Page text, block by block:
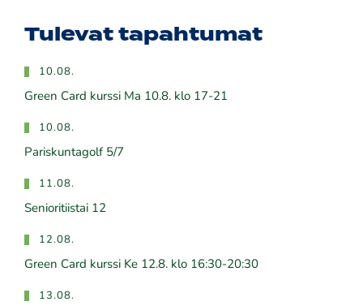
Tulevat tapahtumat
10.08.
Green Card kurssi Ma 10.8. klo 17-21
10.08.
Pariskuntagolf 5/7
11.08.
Senioritiistai 12
12.08.
Green Card kurssi Ke 12.8. klo 16:30-20:30
13.08.